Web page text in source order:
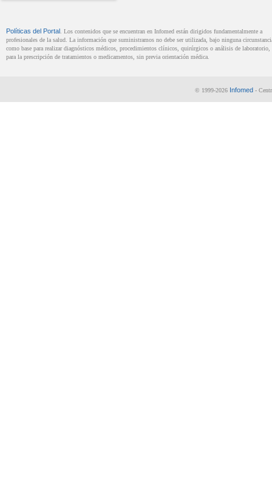
Políticas del Portal . Los contenidos que se encuentran en Infomed están dirigidos fundamentalmente a
profesionales de la salud. La información que suministramos no debe ser utilizada, bajo ninguna
como base para realizar diagnósticos médicos, procedimientos clínicos, quirúrgicos o análisis de laboratorio,
para la prescripción de tratamientos o medicamentos, sin previa orientación médica.
© 1999-2026 Infomed -